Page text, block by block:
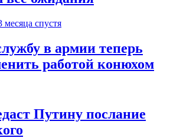
месяца спустя
в армии теперь
работой конюхом
Путину послание